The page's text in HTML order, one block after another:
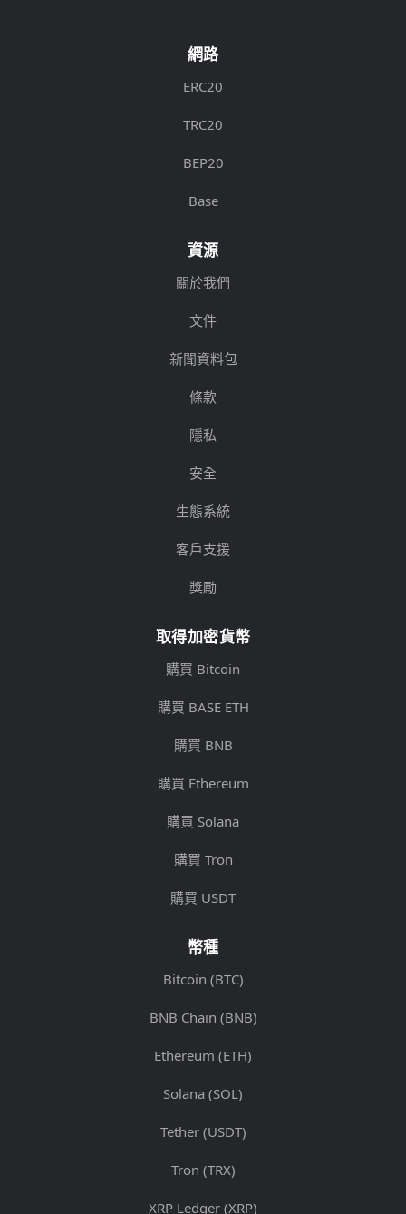
網路
ERC20
TRC20
BEP20
Base
資源
關於我們
文件
新聞資料包
條款
隱私
安全
生態系統
客戶支援
獎勵
取得加密貨幣
購買 Bitcoin
購買 BASE ETH
購買 BNB
購買 Ethereum
購買 Solana
購買 Tron
購買 USDT
幣種
Bitcoin (BTC)
BNB Chain (BNB)
Ethereum (ETH)
Solana (SOL)
Tether (USDT)
Tron (TRX)
XRP Ledger (XRP)